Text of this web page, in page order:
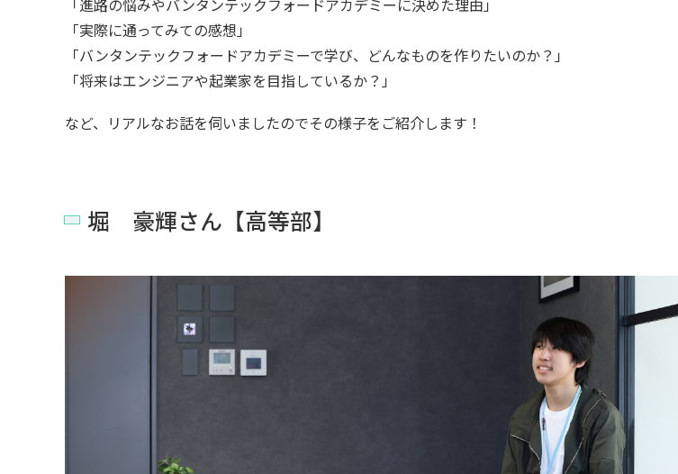
「進路の悩みやバンタンテックフォードアカデミーに決めた理由」
「実際に通ってみての感想」
「バンタンテックフォードアカデミーで学び、どんなものを作りたいのか？」
「将来はエンジニアや起業家を目指しているか？」
など、リアルなお話を伺いましたのでその様子をご紹介します！
堀 豪輝さん【高等部】